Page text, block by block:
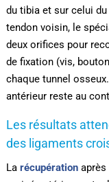
du tibia et sur celui du
tendon voisin, le
deux orifices pour
de fixation (vis,
chaque tunnel
antérieur reste au
Les résultats
des ligaments
La récupérationaprès